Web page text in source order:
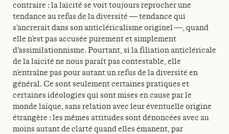
contraire : la laïcité se voit toujours reprocher une
tendance au refus de la diversité — tendance qui
s’ancrerait dans son anticléricalisme originel —, quand
elle n’est pas accusée purement et simplement
d’assimilationnisme. Pourtant, si la filiation anticléricale
de la laïcité ne nous paraît pas contestable, elle
n’entraîne pas pour autant un refus de la diversité en
général. Ce sont seulement certaines pratiques et
certaines idéologies qui sont mises en cause par le
monde laïque, sans relation avec leur éventuelle origine
étrangère : les mêmes attitudes sont dénoncées avec au
moins autant de clarté quand elles émanent, par